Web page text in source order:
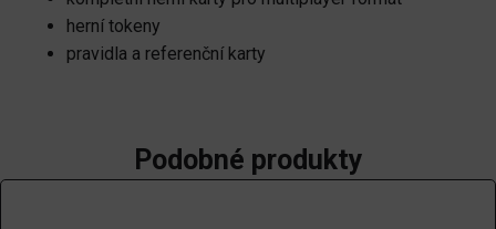
herní tokeny
pravidla a referenční karty
Podobné produkty